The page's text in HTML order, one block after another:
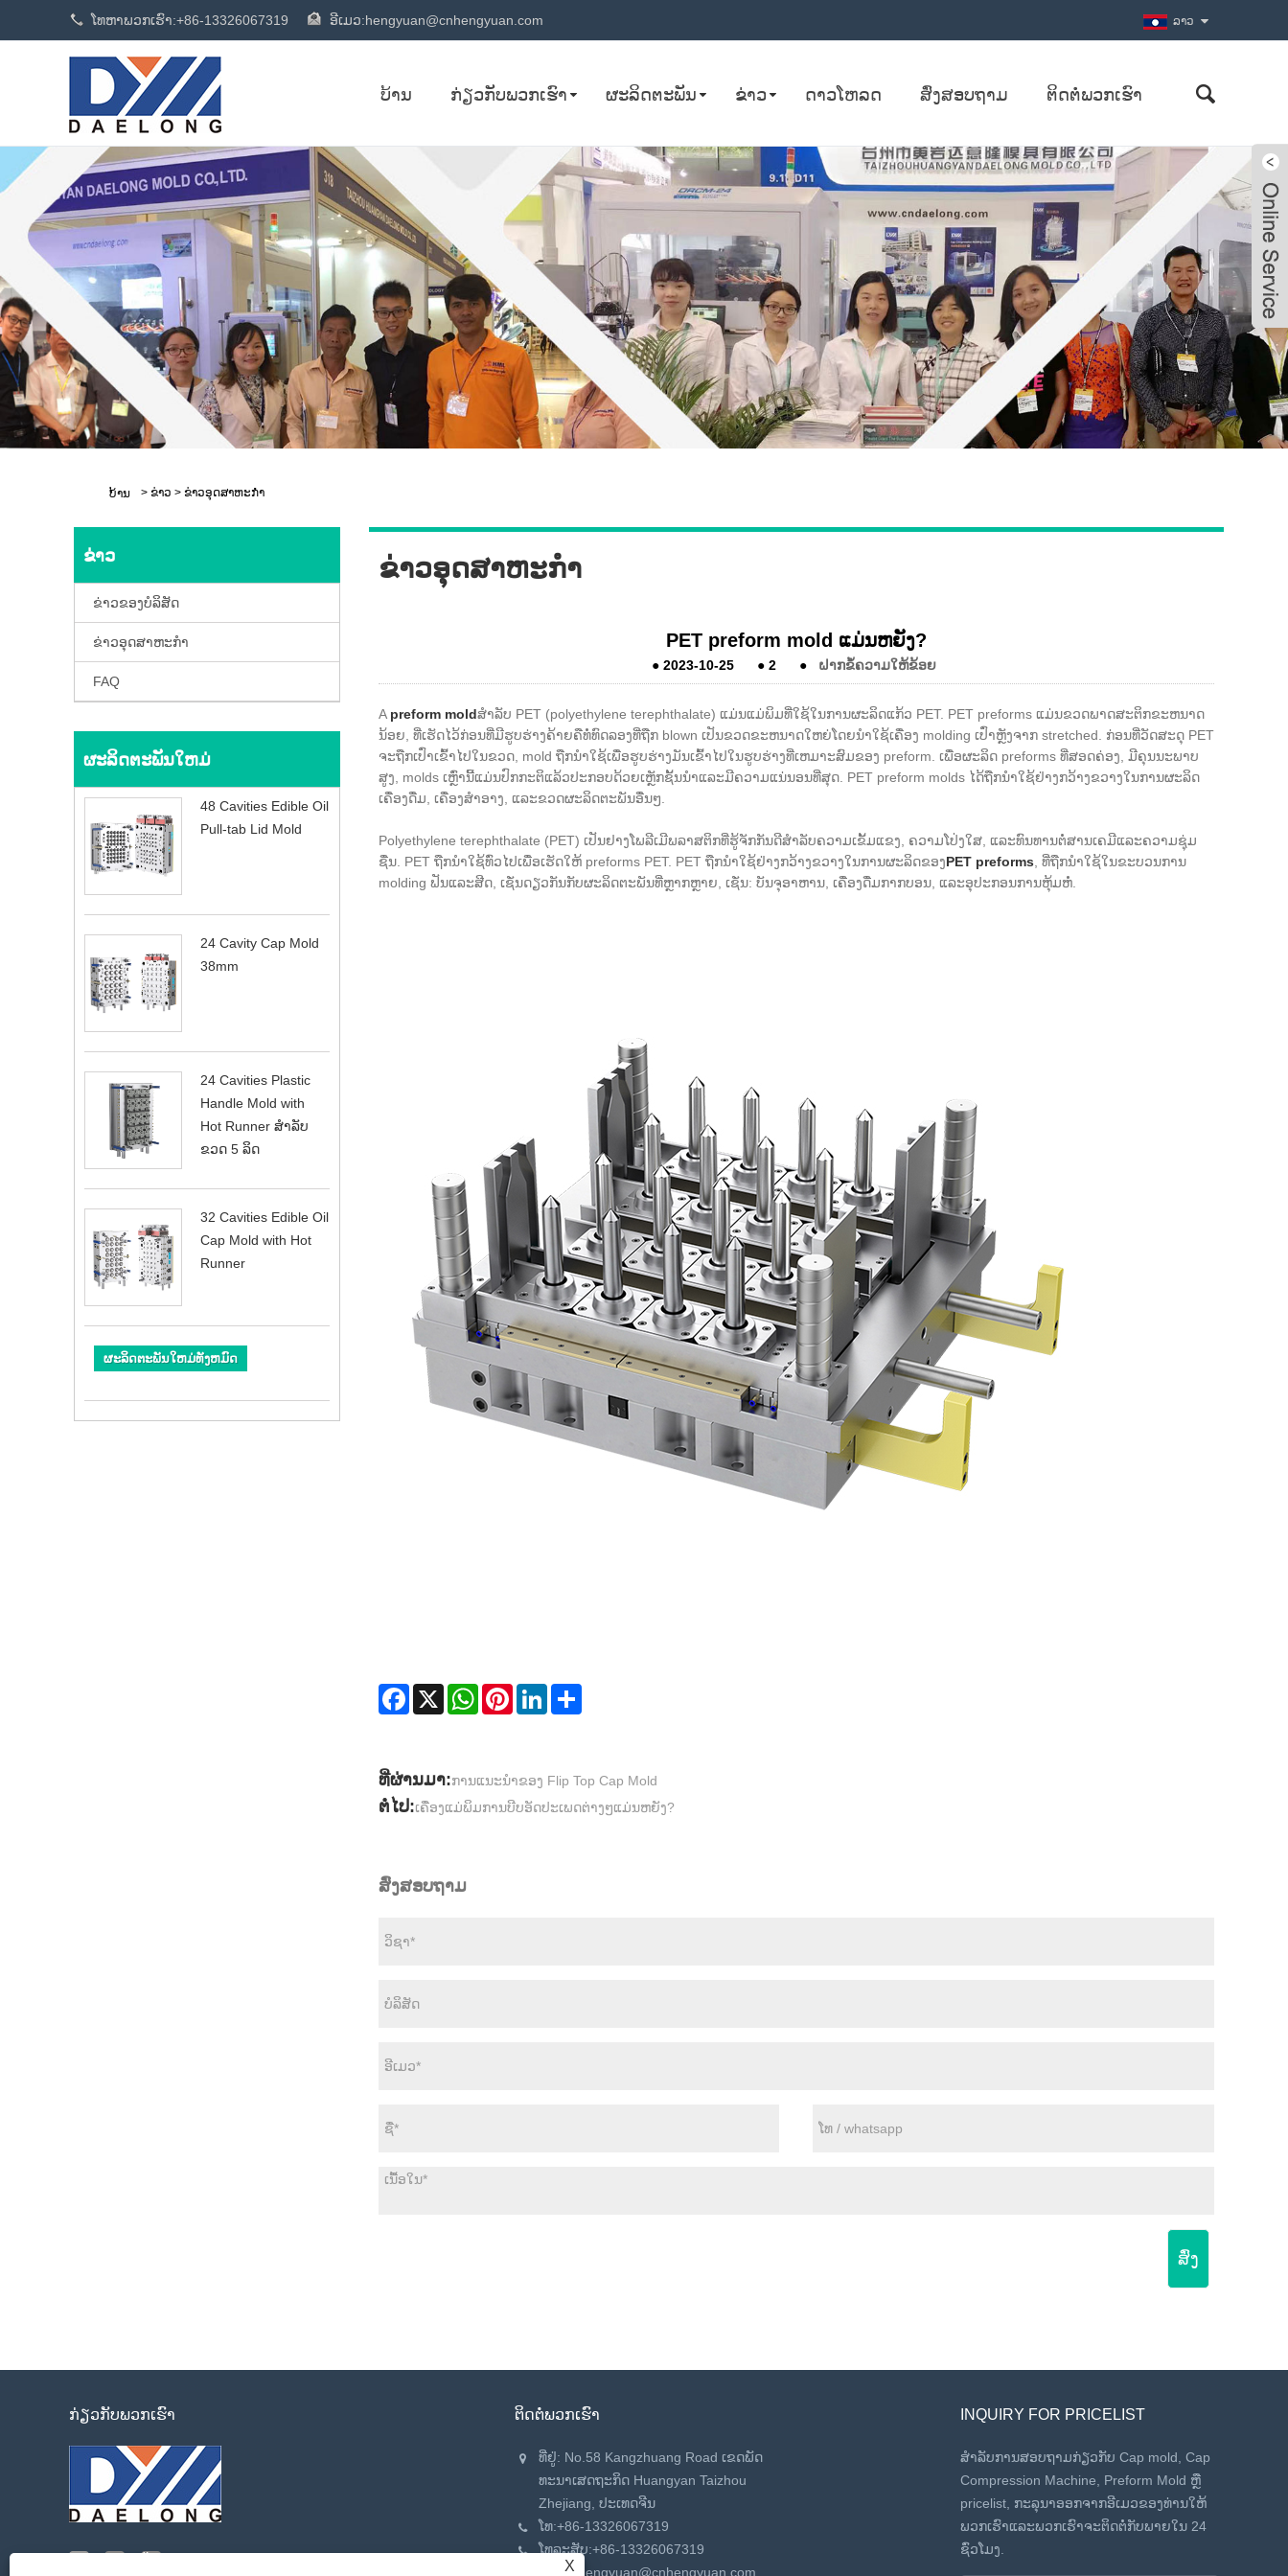
ໂທຫາພວກເຮົາ:+86-13326067319 ອີເມວ:hengyuan@cnhengyuan.com ລາວ
ບ້ານ ກ່ຽວ​ກັບ​ພວກ​ເຮົາ ຜະລິດຕະພັນ ຂ່າວ ດາວໂຫລດ ສົ່ງສອບຖາມ ຕິດຕໍ່ພວກເຮົາ
ບ້ານ > ຂ່າວ > ຂ່າວອຸດສາຫະກໍາ
ຂ່າວ
ຂ່າວຂອງບໍລິສັດ
ຂ່າວອຸດສາຫະກໍາ
FAQ
ຜະລິດຕະພັນໃຫມ່
48 Cavities Edible Oil
Pull-tab Lid Mold
24 Cavity Cap Mold
38mm
24 Cavities Plastic
Handle Mold with
Hot Runner ສໍາລັບ
ຂວດ 5 ລິດ
32 Cavities Edible Oil
Cap Mold with Hot
Runner
ຜະລິດຕະພັນໃຫມ່ທັງຫມົດ
ຂ່າວອຸດສາຫະກໍາ
PET preform mold ແມ່ນຫຍັງ?
● 2023-10-25 ● 2 ● ຝາກຂໍ້ຄວາມໃຫ້ຂ້ອຍ
A preform moldສໍາລັບ PET (polyethylene terephthalate) ແມ່ນແມ່ພິມທີ່ໃຊ້ໃນການຜະລິດແກ້ວ PET. PET preforms ແມ່ນຂວດພາດສະຕິກຂະຫນາດ
ນ້ອຍ, ທີ່ເຮັດໄວ້ກ່ອນທີ່ມີຮູບຮ່າງຄ້າຍຄືທໍ່ທົດລອງທີ່ຖືກ blown ເປັນຂວດຂະຫນາດໃຫຍ່ໂດຍນໍາໃຊ້ເຄື່ອງ molding ເປົ່າຫຼັງຈາກ stretched. ກ່ອນທີ່ວັດສະດຸ PET
ຈະຖືກເປົ່າເຂົ້າໄປໃນຂວດ, mold ຖືກນໍາໃຊ້ເພື່ອຮູບຮ່າງມັນເຂົ້າໄປໃນຮູບຮ່າງທີ່ເຫມາະສົມຂອງ preform. ເພື່ອຜະລິດ preforms ທີ່ສອດຄ່ອງ, ມີຄຸນນະພາບ
ສູງ, molds ເຫຼົ່ານີ້ແມ່ນປົກກະຕິແລ້ວປະກອບດ້ວຍເຫຼັກຊັ້ນນໍາແລະມີຄວາມແນ່ນອນທີ່ສຸດ. PET preform molds ໄດ້ຖືກນໍາໃຊ້ຢ່າງກວ້າງຂວາງໃນການຜະລິດ
ເຄື່ອງດື່ມ, ເຄື່ອງສໍາອາງ, ແລະຂວດຜະລິດຕະພັນອື່ນໆ.
Polyethylene terephthalate (PET) ເປັນຢາງໂພລີເມີພລາສຕິກທີ່ຮູ້ຈັກກັນດີສໍາລັບຄວາມເຂັ້ມແຂງ, ຄວາມໂປ່ງໃສ, ແລະທົນທານຕໍ່ສານເຄມີແລະຄວາມຊຸ່ມ
ຊື່ນ. PET ຖືກນໍາໃຊ້ທົ່ວໄປເພື່ອເຮັດໃຫ້ preforms PET. PET ຖືກນໍາໃຊ້ຢ່າງກວ້າງຂວາງໃນການຜະລິດຂອງPET preforms , ທີ່ຖືກນໍາໃຊ້ໃນຂະບວນການ
molding ຟັນແລະສີດ, ເຊັ່ນດຽວກັນກັບຜະລິດຕະພັນທີ່ຫຼາກຫຼາຍ, ເຊັ່ນ: ບັນຈຸອາຫານ, ເຄື່ອງດື່ມກາກບອນ, ແລະອຸປະກອນການຫຸ້ມຫໍ່.
Facebook
X WhatsAppPinterestLinkedInShare
ທີ່ຜ່ານມາ:ການແນະນໍາຂອງ Flip Top Cap Mold
ຕໍ່ໄປ:ເຄື່ອງແມ່ພິມການບີບອັດປະເພດຕ່າງໆແມ່ນຫຍັງ?
ສົ່ງສອບຖາມ
ສົ່ງ
ກ່ຽວ​ກັບ​ພວກ​ເຮົາ ຕິດ​ຕໍ່​ພວກ​ເຮົາ
ທີ່ຢູ່: No.58 Kangzhuang Road ເຂດ​ພັດ​
ທະ​ນາ​ເສດ​ຖະ​ກິດ Huangyan Taizhou
Zhejiang​, ປະ​ເທດ​ຈີນ​
ໂທ:+86-13326067319
ໂທລະສັບ:+86-13326067319
ອີເມວ:
hengyuan@cnhengyuan.com
INQUIRY FOR PRICELIST
ສໍາລັບການສອບຖາມກ່ຽວກັບ Cap mold, Cap
Compression Machine, Preform Mold ຫຼື
pricelist, ກະລຸນາອອກຈາກອີເມວຂອງທ່ານໃຫ້
ພວກເຮົາແລະພວກເຮົາຈະຕິດຕໍ່ກັບພາຍໃນ 24
ຊົ່ວໂມງ.
X